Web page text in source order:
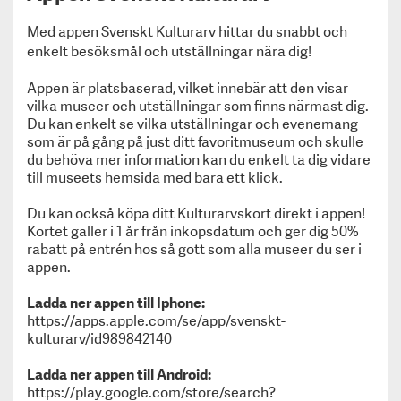
Sörmlands museum får Kulturarvspriset 2019!
Svenskt Kulturarvs årliga pris – Kulturarvspriset
har tilldelats Alexandra von Schwerin, Skarhult
Museiföreningen Svenskt Kulturarvs årliga pris –
Kulturarvspriset har tilldelats Hallwylska museet.
Roligare historielektioner - med nya KulTur-spelet
Kulturarvspris till Mimmi Mannheimer och Kalmar
slott
För medlemsmuseer
Information till medlemmar
Medlemskap
Kurs & Konferens
Trycksaker
Jobbtorg & Vandringsutställningar
Integritetspolicy
Med appen Svenskt Kulturarv hittar du snabbt och
enkelt besöksmål och utställningar nära dig!
Appen är platsbaserad, vilket innebär att den visar
vilka museer och utställningar som finns närmast dig.
Du kan enkelt se vilka utställningar och evenemang
som är på gång på just ditt favoritmuseum och skulle
du behöva mer information kan du enkelt ta dig vidare
till museets hemsida med bara ett klick.
Du kan också köpa ditt Kulturarvskort direkt i appen!
Kortet gäller i 1 år från inköpsdatum och ger dig 50%
rabatt på entrén hos så gott som alla museer du ser i
appen.
Ladda ner appen till Iphone:
https://apps.apple.com/se/app/svenskt-
kulturarv/id989842140
Ladda ner appen till Android:
https://play.google.com/store/search?